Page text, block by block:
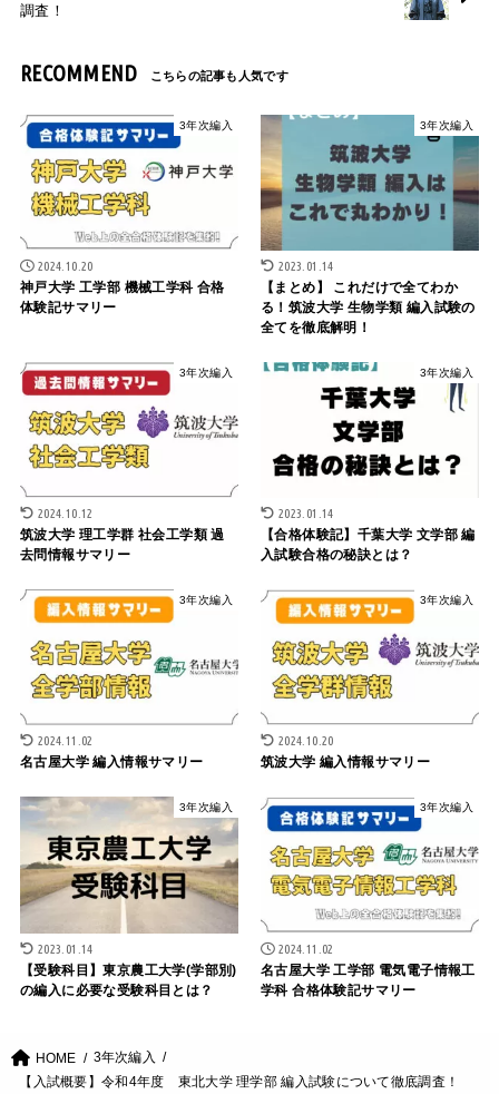
調査！
RECOMMEND
3年次編入
2024.10.20
神戸大学 工学部 機械工学科 合格
体験記サマリー
3年次編入
2023.01.14
【まとめ】 これだけで全てわか
る！筑波大学 生物学類 編入試験の
全てを徹底解明！
3年次編入
2024.10.12
筑波大学 理工学群 社会工学類 過
去問情報サマリー
3年次編入
2023.01.14
【合格体験記】千葉大学 文学部 編
入試験合格の秘訣とは？
3年次編入
2024.11.02
名古屋大学 編入情報サマリー
3年次編入
2024.10.20
筑波大学 編入情報サマリー
3年次編入
2023.01.14
【受験科目】東京農工大学(学部別)
の編入に必要な受験科目とは？
3年次編入
2024.11.02
名古屋大学 工学部 電気電子情報工
学科 合格体験記サマリー
HOME
3年次編入
【入試概要】令和4年度 東北大学 理学部 編入試験について徹底調査！